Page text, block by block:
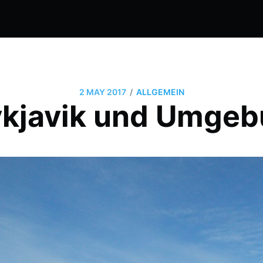
2 MAY 2017 / ALLGEMEIN
und